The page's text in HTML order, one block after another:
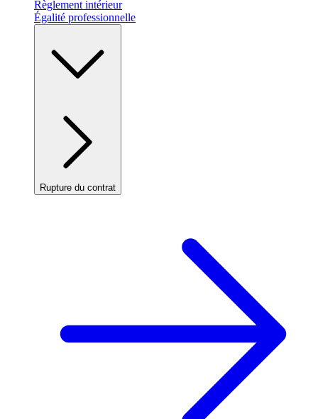
Règlement intérieur
Égalité professionnelle
Rupture du contrat